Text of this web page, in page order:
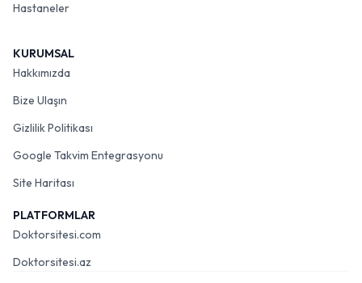
Hastaneler
KURUMSAL
Hakkımızda
Bize Ulaşın
Gizlilik Politikası
Google Takvim Entegrasyonu
Site Haritası
PLATFORMLAR
Doktorsitesi.com
Doktorsitesi.az